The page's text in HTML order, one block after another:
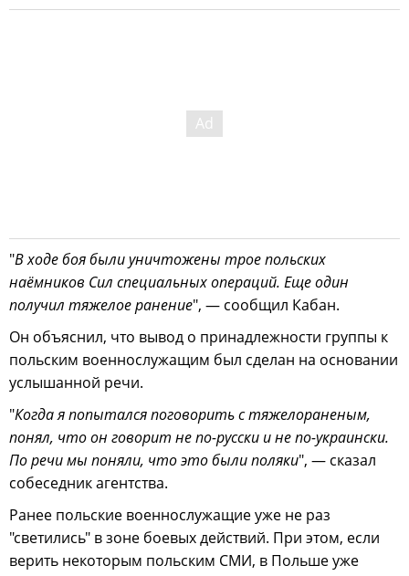
"В ходе боя были уничтожены трое польских
наёмников Сил специальных операций. Еще один
получил тяжелое ранение", — сообщил Кабан.
Он объяснил, что вывод о принадлежности группы к
польским военнослужащим был сделан на основании
услышанной речи.
"Когда я попытался поговорить с тяжелораненым,
понял, что он говорит не по-русски и не по-украински.
По речи мы поняли, что это были поляки", — сказал
собеседник агентства.
Ранее польские военнослужащие уже не раз
"светились" в зоне боевых действий. При этом, если
верить некоторым польским СМИ, в Польше уже